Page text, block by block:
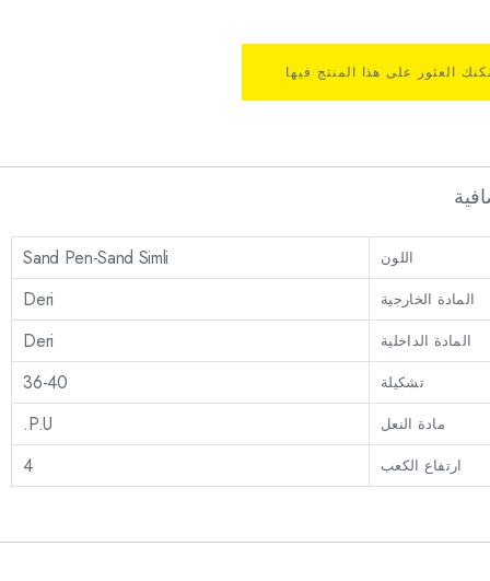
العثور على هذا المنتج فيها
اللون Sand Pen-Sand Simli
المادة الخارجية Deri
المادة الداخلية Deri
تشكيلة 36-40
مادة النعل P.U.
ارتفاع الكعب 4